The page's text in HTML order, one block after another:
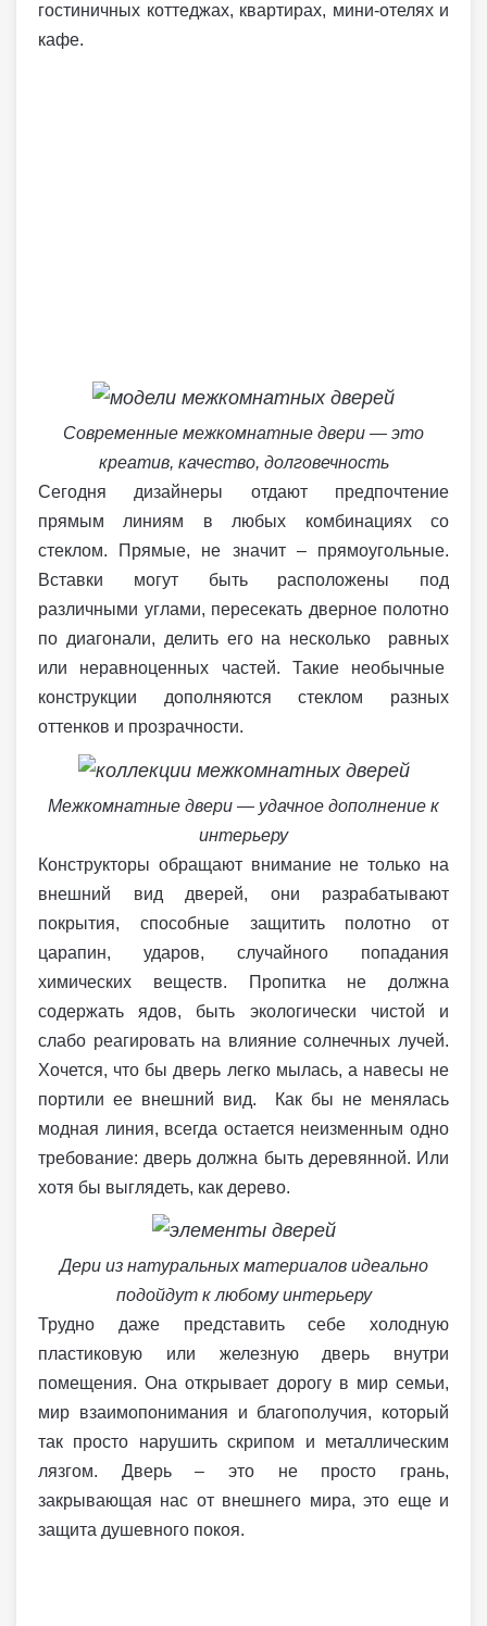
гостиничных коттеджах, квартирах, мини-отелях и
кафе.
Современные межкомнатные двери — это
креатив, качество, долговечность
Сегодня дизайнеры отдают предпочтение
прямым линиям в любых комбинациях со
стеклом. Прямые, не значит – прямоугольные.
Вставки могут быть расположены под
различными углами, пересекать дверное полотно
по диагонали, делить его на несколько равных
или неравноценных частей. Такие необычные
конструкции дополняются стеклом разных
оттенков и прозрачности.
Межкомнатные двери — удачное дополнение к
интерьеру
Конструкторы обращают внимание не только на
внешний вид дверей, они разрабатывают
покрытия, способные защитить полотно от
царапин, ударов, случайного попадания
химических веществ. Пропитка не должна
содержать ядов, быть экологически чистой и
слабо реагировать на влияние солнечных лучей.
Хочется, что бы дверь легко мылась, а навесы не
портили ее внешний вид. Как бы не менялась
модная линия, всегда остается неизменным одно
требование: дверь должна быть деревянной. Или
хотя бы выглядеть, как дерево.
Дери из натуральных материалов идеально
подойдут к любому интерьеру
Трудно даже представить себе холодную
пластиковую или железную дверь внутри
помещения. Она открывает дорогу в мир семьи,
мир взаимопонимания и благополучия, который
так просто нарушить скрипом и металлическим
лязгом. Дверь – это не просто грань,
закрывающая нас от внешнего мира, это еще и
защита душевного покоя.